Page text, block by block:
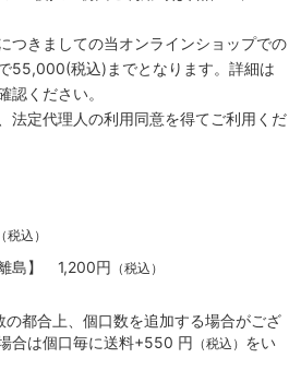
つきましての当オンラインショップでの
55,000(税込)までとなります。詳細は
認ください。
法定代理人の利用同意を得てご利用くだ
（税込）
島】 1,200円 （税込）
都合上、個口数を追加する場合がござ
合は個口毎に送料+550 円 （税込） をい